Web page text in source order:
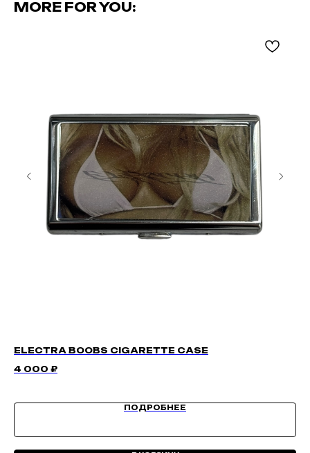
MORE FOR YOU:
ELECTRA BOOBS CIGARETTE CASE
4 000 ₽
ПОДРОБНЕЕ